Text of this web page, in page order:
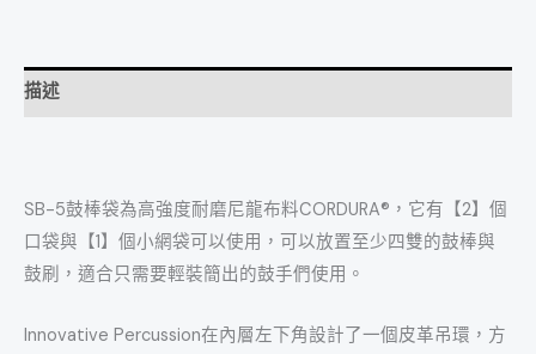
描述
SB-5鼓棒袋為高強度耐磨尼龍布料CORDURA®，它有【2】個
口袋與【1】個小網袋可以使用，可以放置至少四雙的鼓棒與
鼓刷，適合只需要輕裝簡出的鼓手們使用。
Innovative Percussion在內層左下角設計了一個皮革吊環，方